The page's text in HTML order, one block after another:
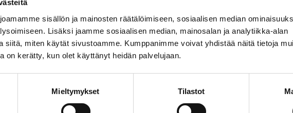
sisällön ja mainosten räätälöimiseen, sosiaalisen median
Lisäksi jaamme sosiaalisen median, mainosalan ja analytiikka-alan
siitä, miten käytät sivustoamme. Kumppanimme voivat yhdistää näitä tietoja
on kerätty, kun olet käyttänyt heidän palvelujaan.
Mieltymykset Tilastot